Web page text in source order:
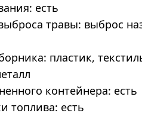
есть
травы: выброс
пластик,
контейнера: есть
топлива: есть